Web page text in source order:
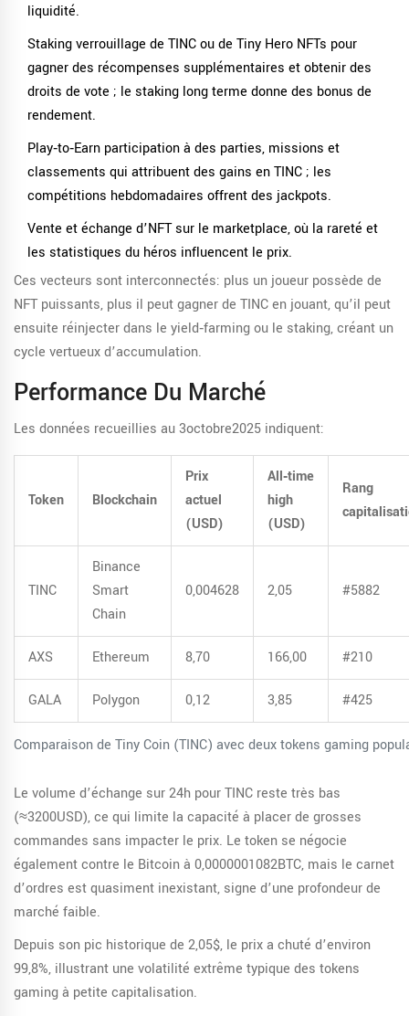
liquidité.
Stakingverrouillage de TINC ou de Tiny Hero NFTs pour
gagner des récompenses supplémentaires et obtenir des
droits de vote ; le staking long terme donne des bonus de
rendement.
Play‑to‑Earn participation à des parties, missions et
classements qui attribuent des gains en TINC; les
compétitions hebdomadaires offrent des jackpots.
Vente et échange d’NFTsur le marketplace, où la rareté et
les statistiques du héros influencent le prix.
Ces vecteurs sont interconnectés: plus un joueur possède de
NFT puissants, plus il peut gagner de TINC en jouant, qu’il peut
ensuite réinjecter dans le yield‑farming ou le staking, créant un
cycle vertueux d’accumulation.
Performance Du Marché
Les données recueillies au 3octobre2025 indiquent:
Comparaison de Tiny Coin (TINC) avec deux tokens gaming
Token Blockchain
Prix
actuel
(USD)
All‑time
high
(USD)
Rang
TINC
Binance
Smart
Chain
0,004628 2,05 #5882
AXS Ethereum 8,70 166,00 #210
GALA Polygon 0,12 3,85 #425
Le volume d’échange sur 24h pour TINC reste très bas
(≈3200USD), ce qui limite la capacité à placer de grosses
commandes sans impacter le prix. Le token se négocie
également contre le Bitcoin à 0,0000001082BTC, mais le carnet
d’ordres est quasiment inexistant, signe d’une profondeur de
marché faible.
Depuis son pic historique de 2,05$, le prix a chuté d’environ
99,8%, illustrant une volatilité extrême typique des tokens
gaming à petite capitalisation.